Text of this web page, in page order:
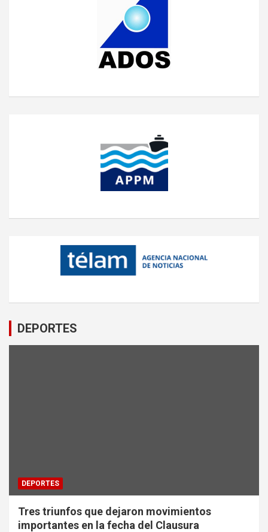
DEPORTES
DEPORTES
Tres triunfos que dejaron movimientos
importantes en la fecha del Clausura